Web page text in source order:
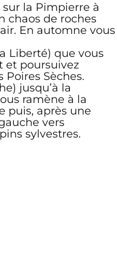
la Pimpierre à
chaos de roches
En automne vous
Liberté) que vous
et poursuivez
Sèches.
jusqu’à la
ramène à la
puis, après une
vers
sylvestres.